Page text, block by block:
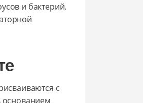
и бактерий.
с
основанием